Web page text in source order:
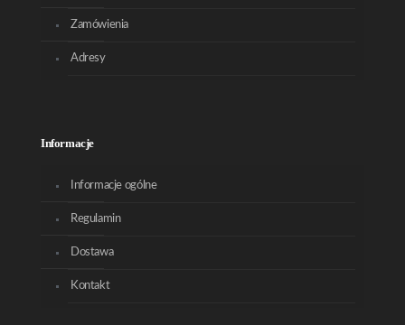
Zamówienia
Adresy
Informacje
Informacje ogólne
Regulamin
Dostawa
Kontakt